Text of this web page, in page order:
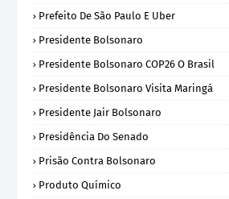
Prefeito De São Paulo E Uber
Presidente Bolsonaro
Presidente Bolsonaro COP26 O Brasil
Presidente Bolsonaro Visita Maringá
Presidente Jair Bolsonaro
Presidência Do Senado
Prisão Contra Bolsonaro
Produto Químico